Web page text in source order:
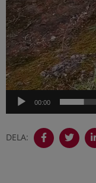
00:00
DELA: